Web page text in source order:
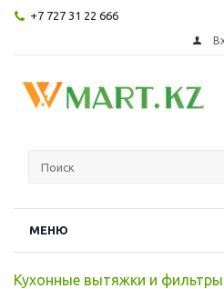
+7 727 31 22 666
МЕНЮ
Кухонные вытяжки и фильтры